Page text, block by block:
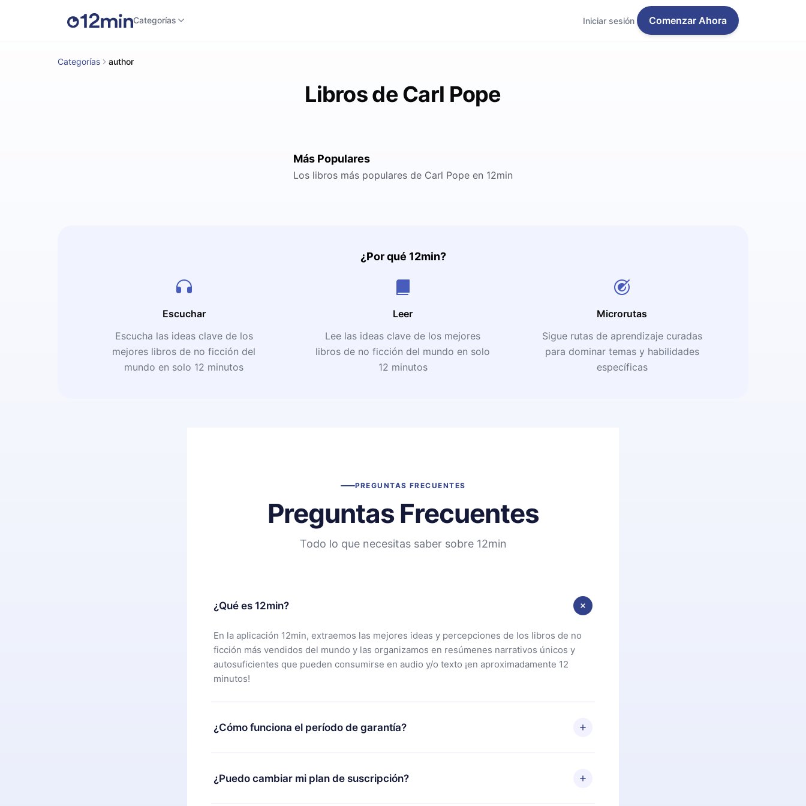
Categorías Iniciar sesión Comenzar Ahora
Categorías author
Libros de Carl Pope
Más Populares
Los libros más populares de Carl Pope en 12min
¿Por qué 12min?
Escuchar
Escucha las ideas clave de los
mejores libros de no ficción del
mundo en solo 12 minutos
Leer
Lee las ideas clave de los mejores
libros de no ficción del mundo en solo
12 minutos
Microrutas
Sigue rutas de aprendizaje curadas
para dominar temas y habilidades
específicas
PREGUNTAS FRECUENTES
Preguntas Frecuentes
Todo lo que necesitas saber sobre 12min
¿Qué es 12min?
En la aplicación 12min, extraemos las mejores ideas y percepciones de los libros de no
ficción más vendidos del mundo y las organizamos en resúmenes narrativos únicos y
autosuficientes que pueden consumirse en audio y/o texto ¡en aproximadamente 12
minutos!
¿Cómo funciona el período de garantía?
Puedes descargar nuestra aplicación y comenzar a disfrutar de nuestra biblioteca. Si por
alguna razón no estás satisfecho con nuestra plataforma, simplemente contacta a
nuestro equipo de soporte ( contacto@12min.com
¿Puedo cambiar mi plan de suscripción?